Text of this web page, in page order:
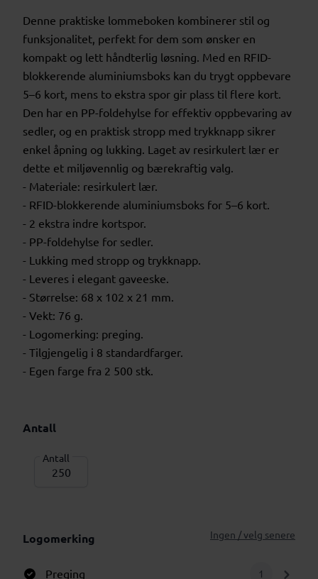
Denne praktiske lommeboken kombinerer stil og
funksjonalitet, perfekt for dem som ønsker en
kompakt og lett håndterlig løsning. Med en RFID-
blokkerende aluminiumsboks kan du trygt oppbevare
5–6 kort, mens to ekstra spor gir plass til flere kort.
Den har en PP-foldehylse for effektiv oppbevaring av
sedler, og en praktisk stropp med trykknapp sikrer
enkel åpning og lukking. Laget av resirkulert lær er
dette et miljøvennlig og bærekraftig valg.
- Materiale: resirkulert lær.
- RFID-blokkerende aluminiumsboks for 5–6 kort.
- 2 ekstra indre kortspor.
- PP-foldehylse for sedler.
- Lukking med stropp og trykknapp.
- Leveres i elegant gaveeske.
- Størrelse: 68 x 102 x 21 mm.
- Vekt: 76 g.
- Logomerking: preging.
- Tilgjengelig i 8 standardfarger.
- Egen farge fra 2 500 stk.
Antall
Antall
Logomerking Ingen / velg senere
Preging 1